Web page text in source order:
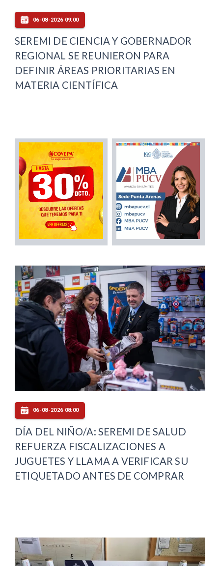
06-08-2026 09:00
SEREMI DE CIENCIA Y GOBERNADOR
REGIONAL SE REUNIERON PARA
DEFINIR ÁREAS PRIORITARIAS EN
MATERIA CIENTÍFICA
06-08-2026 08:00
DÍA DEL NIÑO/A: SEREMI DE SALUD
REFUERZA FISCALIZACIONES A
JUGUETES Y LLAMA A VERIFICAR SU
ETIQUETADO ANTES DE COMPRAR